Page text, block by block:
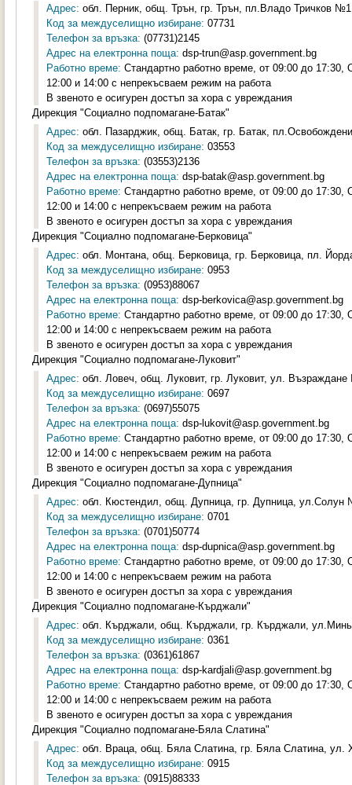
Адрес: обл. Перник, общ. Трън, гр. Трън, пл.Владо Тричков
Код за междуселищно избиране: 07731
Телефон за връзка: (07731)2145
Адрес на електронна поща: dsp-trun@asp.government.bg
Работно време: Стандартно работно време, от 09:00 до
12:00 и 14:00 с непрекъсваем режим на работа
В звеното е осигурен достъп за хора с увреждания
Дирекция "Социално подпомагане-Батак"
Адрес: обл. Пазарджик, общ. Батак, гр. Батак,
Код за междуселищно избиране: 03553
Телефон за връзка: (03553)2136
Адрес на електронна поща: dsp-batak@asp.government.bg
Работно време: Стандартно работно време, от 09:00 до
12:00 и 14:00 с непрекъсваем режим на работа
В звеното е осигурен достъп за хора с увреждания
Дирекция "Социално подпомагане-Берковица"
Адрес: обл. Монтана, общ. Берковица, гр. Берковица, пл.
Код за междуселищно избиране: 0953
Телефон за връзка: (0953)88067
Адрес на електронна поща: dsp-berkovica@asp.government.bg
Работно време: Стандартно работно време, от 09:00 до
12:00 и 14:00 с непрекъсваем режим на работа
В звеното е осигурен достъп за хора с увреждания
Дирекция "Социално подпомагане-Луковит"
Адрес: обл. Ловеч, общ. Луковит, гр. Луковит, ул.
Код за междуселищно избиране: 0697
Телефон за връзка: (0697)55075
Адрес на електронна поща: dsp-lukovit@asp.government.bg
Работно време: Стандартно работно време, от 09:00 до
12:00 и 14:00 с непрекъсваем режим на работа
В звеното е осигурен достъп за хора с увреждания
Дирекция "Социално подпомагане-Дупница"
Адрес: обл. Кюстендил, общ. Дупница, гр. Дупница, ул.Солун
Код за междуселищно избиране: 0701
Телефон за връзка: (0701)50774
Адрес на електронна поща: dsp-dupnica@asp.government.bg
Работно време: Стандартно работно време, от 09:00 до
12:00 и 14:00 с непрекъсваем режим на работа
В звеното е осигурен достъп за хора с увреждания
Дирекция "Социално подпомагане-Кърджали"
Адрес: обл. Кърджали, общ. Кърджали, гр. Кърджали,
Код за междуселищно избиране: 0361
Телефон за връзка: (0361)61867
Адрес на електронна поща: dsp-kardjali@asp.government.bg
Работно време: Стандартно работно време, от 09:00 до
12:00 и 14:00 с непрекъсваем режим на работа
В звеното е осигурен достъп за хора с увреждания
Дирекция "Социално подпомагане-Бяла Слатина"
Адрес: обл. Враца, общ. Бяла Слатина, гр. Бяла Слатина,
Код за междуселищно избиране: 0915
Телефон за връзка: (0915)88333